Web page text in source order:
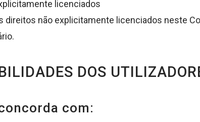
licenciados
direitos não explicitamente licenciados neste
DOS
com: